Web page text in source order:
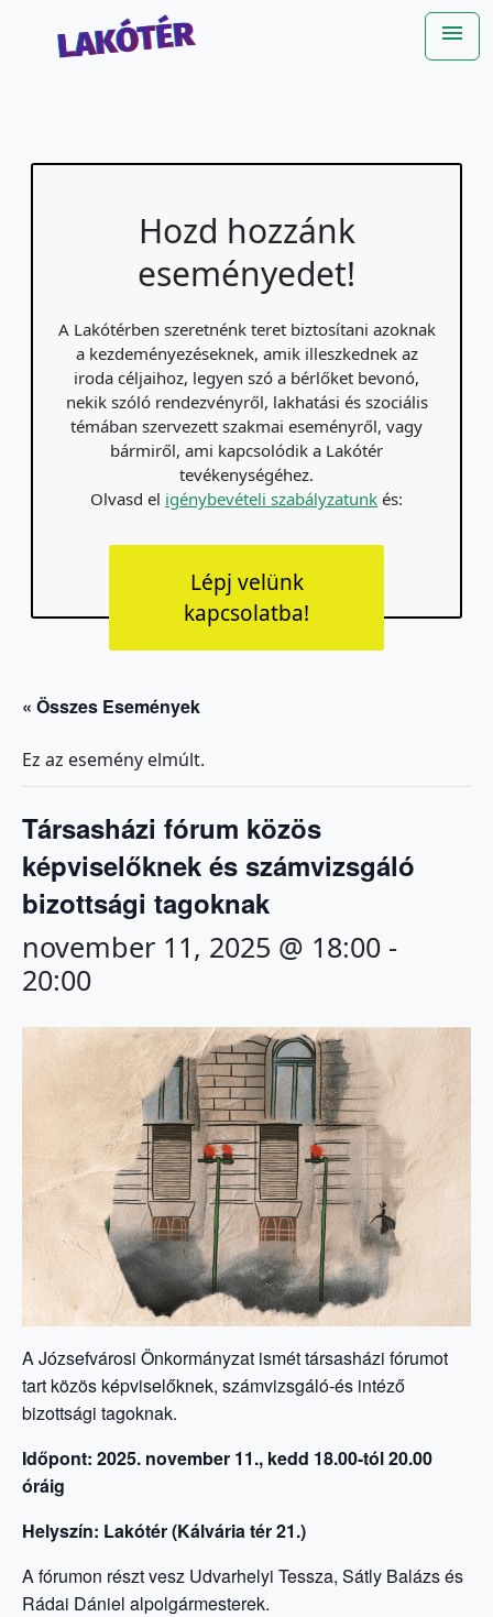
Ugrás a fő tartalomra
menu
Hozd hozzánk
eseményedet!
A Lakótérben szeretnénk teret biztosítani azoknak
a kezdeményezéseknek, amik illeszkednek az
iroda céljaihoz, legyen szó a bérlőket bevonó,
nekik szóló rendezvényről, lakhatási és szociális
témában szervezett szakmai eseményről, vagy
bármiről, ami kapcsolódik a Lakótér
tevékenységéhez.
Olvasd el igénybevételi szabályzatunk és:
Lépj velünk
kapcsolatba!
« Összes Események
Ez az esemény elmúlt.
Társasházi fórum közös
képviselőknek és számvizsgáló
bizottsági tagoknak
november 11, 2025 @ 18:00 -
20:00
A Józsefvárosi Önkormányzat ismét társasházi fórumot
tart közös képviselőknek, számvizsgáló-és intéző
bizottsági tagoknak.
Időpont: 2025. november 11., kedd 18.00-tól 20.00
óráig
Helyszín: Lakótér (Kálvária tér 21.)
A fórumon részt vesz Udvarhelyi Tessza, Sátly Balázs és
Rádai Dániel alpolgármesterek.